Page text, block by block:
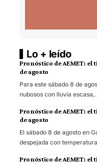
Lo + leído
Pronóstico de AEMET: el
de agosto
Para este sábado 8 de
nubosos con lluvia
Pronóstico de AEMET: el
de agosto
El sábado 8 de agosto en
despejada con
Pronóstico de AEMET: el